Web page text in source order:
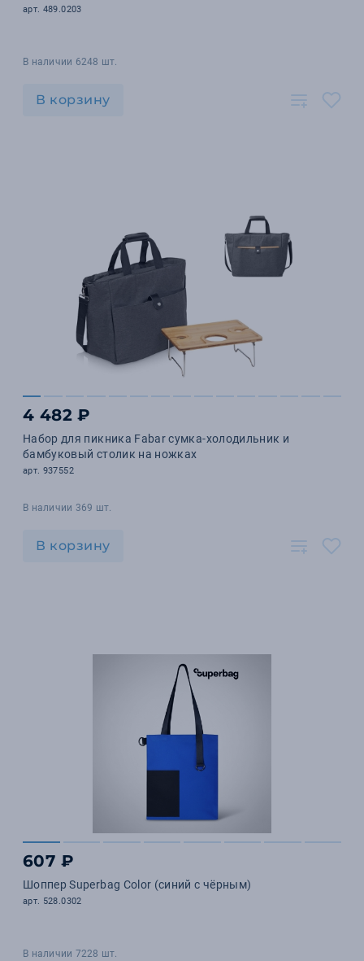
арт. 489.0203
В наличии 6248 шт.
В корзину
4 482 ₽
Набор для пикника Fabar сумка-холодильник и
бамбуковый столик на ножках
арт. 937552
В наличии 369 шт.
В корзину
607 ₽
Шоппер Superbag Color (синий с чёрным)
арт. 528.0302
В наличии 7228 шт.